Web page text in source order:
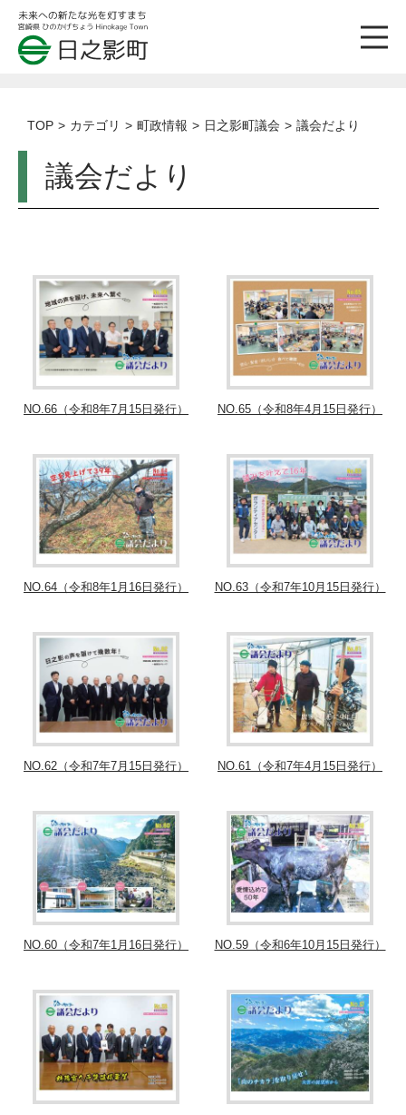
TOP カテゴリ 町政情報 日之影町議会 議会だより
議会だより
NO.66（令和8年7月15日発行） NO.65（令和8年4月15日発行）
NO.64（令和8年1月16日発行） NO.63（令和7年10月15日発行）
NO.62（令和7年7月15日発行） NO.61（令和7年4月15日発行）
NO.60（令和7年1月16日発行） NO.59（令和6年10月15日発行）